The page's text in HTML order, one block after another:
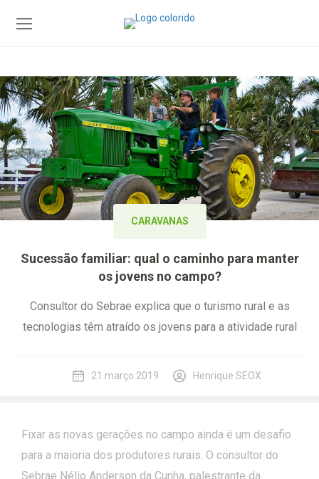
CARAVANAS
Sucessão familiar: qual o caminho para manter
os jovens no campo?
Consultor do Sebrae explica que o turismo rural e as
tecnologias têm atraído os jovens para a atividade rural
21 março 2019 Henrique SEOX
Fixar as novas gerações no campo ainda é um desafio
para a maioria dos produtores rurais. O consultor do
Sebrae Nélio Anderson da Cunha, palestrante da